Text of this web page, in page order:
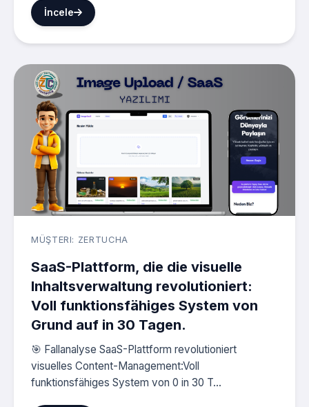
İncele
MÜŞTERI: ZERTUCHA
SaaS-Plattform, die die visuelle
Inhaltsverwaltung revolutioniert:
Voll funktionsfähiges System von
Grund auf in 30 Tagen.
🎯 Fallanalyse SaaS-Plattform revolutioniert
visuelles Content-Management:Voll
funktionsfähiges System von 0 in 30 T...